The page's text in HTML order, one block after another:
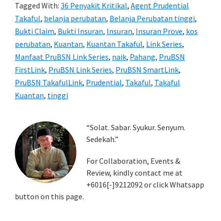
Tagged With: 36 Penyakit Kritikal, Agent Prudential
Takaful, belanja perubatan, Belanja Perubatan tinggi,
Bukti Claim, Bukti Insuran, Insuran, Insuran Prove, kos
perubatan, Kuantan, Kuantan Takaful, Link Series,
Manfaat PruBSN Link Series, naik, Pahang, PruBSN
FirstLink, PruBSN Link Series, PruBSN SmartLink,
PruBSN TakafulLink, Prudential, Takaful, Takaful
Kuantan, tinggi
Primary
Sidebar
“Solat. Sabar. Syukur. Senyum.
Sedekah.”
For Collaboration, Events &
Review, kindly contact me at
+6016[-]9212092 or click Whatsapp
button on this page.